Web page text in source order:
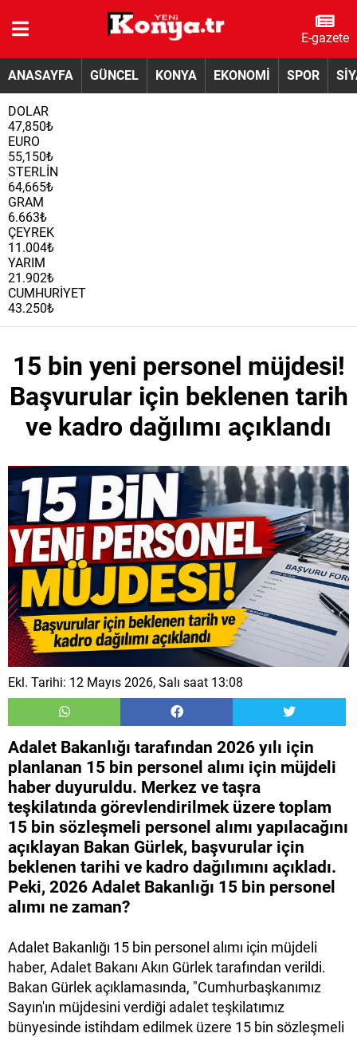
E-gazete
ANASAYFA GÜNCEL KONYA EKONOMİ SPOR
DOLAR
47,850₺
EURO
55,150₺
STERLİN
64,665₺
GRAM
6.663₺
ÇEYREK
11.004₺
YARIM
21.902₺
CUMHURİYET
43.250₺
15 bin yeni personel müjdesi!
Başvurular için beklenen tarih
ve kadro dağılımı açıklandı
Ekl. Tarihi: 12 Mayıs 2026, Salı saat 13:08
Adalet Bakanlığı tarafından 2026 yılı için
planlanan 15 bin personel alımı için müjdeli
haber duyuruldu. Merkez ve taşra
teşkilatında görevlendirilmek üzere toplam
15 bin sözleşmeli personel alımı yapılacağını
açıklayan Bakan Gürlek, başvurular için
beklenen tarihi ve kadro dağılımını açıkladı.
Peki, 2026 Adalet Bakanlığı 15 bin personel
alımı ne zaman?
Adalet Bakanlığı 15 bin personel alımı için müjdeli
haber, Adalet Bakanı Akın Gürlek tarafından verildi.
Bakan Gürlek açıklamasında, "Cumhurbaşkanımız
Sayın'ın müjdesini verdiği adalet teşkilatımız
bünyesinde istihdam edilmek üzere 15 bin sözleşmeli